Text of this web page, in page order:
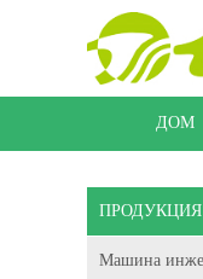
ДОМ
ПРОДУКЦИЯ